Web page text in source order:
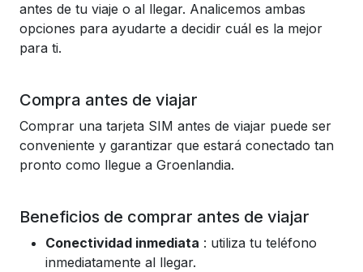
antes de tu viaje o al llegar. Analicemos ambas
opciones para ayudarte a decidir cuál es la mejor
para ti.
Compra antes de viajar
Comprar una tarjeta SIM antes de viajar puede ser
conveniente y garantizar que estará conectado tan
pronto como llegue a Groenlandia.
Beneficios de comprar antes de viajar
Conectividad inmediata : utiliza tu teléfono
inmediatamente al llegar.